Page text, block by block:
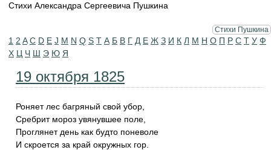
Стихи Александра Сергеевича Пушкина
Стихи Пушкина
1 2 A C D E J M N Q S T А Б В Г Д Е Ж З И К Л М Н О П Р С Т У Ф
Х Ц Ч Ш Э Ю Я
19 октября 1825
Роняет лес багряный свой убор,
Сребрит мороз увянувшее поле,
Проглянет день как будто поневоле
И скроется за край окружных гор.